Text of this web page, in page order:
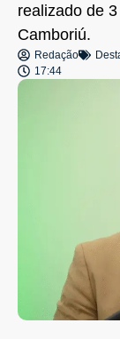
realizado de
Camboriú.
Redação
17:44